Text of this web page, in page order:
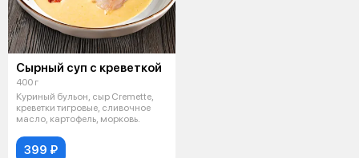
Сырный суп с креветкой
400 г
Куриный бульон, сыр Cremette,
креветки тигровые, сливочное
масло, картофель, морковь.
399 ₽